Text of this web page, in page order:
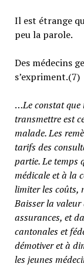
Il est étrange
peu la parole.
Des médecins
s’expriment.(7)
…Le constat que
transmettre est
malade. Les
tarifs des
partie.Le temps
médicale et à la
limiter les coûts,
Baisser la
assurances, et
cantonales et
démotiver et à
les jeunes